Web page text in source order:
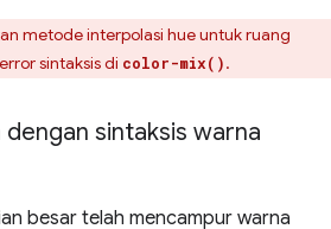
metode interpolasi hue untuk ruang
sintaksis di color-mix().
sintaksis warna
besar telah mencampur warna